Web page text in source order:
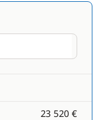
23 520 €